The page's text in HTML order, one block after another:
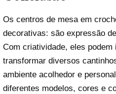
Os centros de mesa em
decorativas: são expressão
Com criatividade, eles podem
transformar diversos
ambiente acolhedor e
diferentes modelos, cores e